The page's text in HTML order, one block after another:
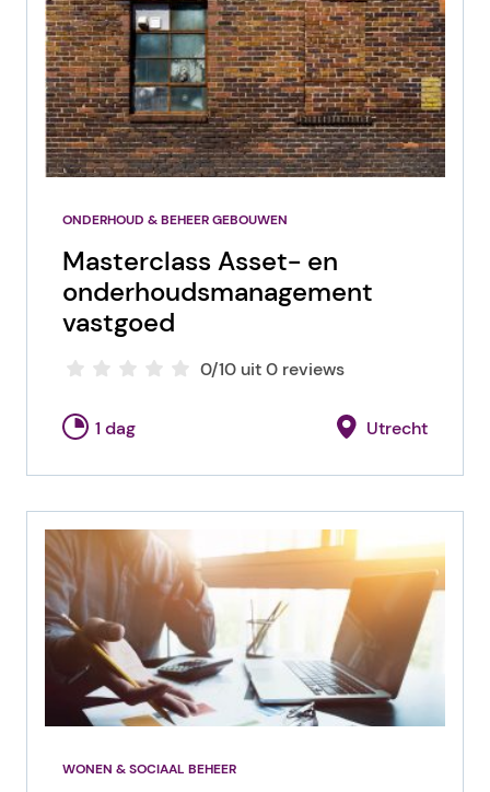
ONDERHOUD & BEHEER GEBOUWEN
Masterclass Asset- en
onderhoudsmanagement
vastgoed
0/10 uit 0 reviews
1 dag Utrecht
WONEN & SOCIAAL BEHEER